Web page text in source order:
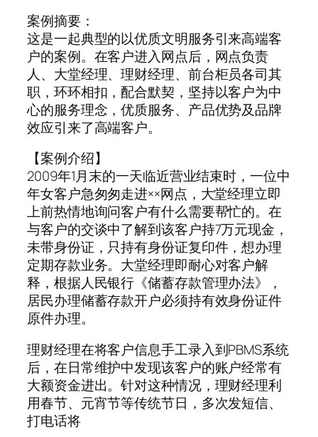
案例摘要：
这是一起典型的以优质文明服务引来高端客
户的案例。在客户进入网点后，网点负责
人、大堂经理、理财经理、前台柜员各司其
职，环环相扣，配合默契，坚持以客户为中
心的服务理念，优质服务、产品优势及品牌
效应引来了高端客户。
【案例介绍】
2009年1月末的一天临近营业结束时，一位中
年女客户急匆匆走进××网点，大堂经理立即
上前热情地询问客户有什么需要帮忙的。在
与客户的交谈中了解到该客户持7万元现金，
未带身份证，只持有身份证复印件，想办理
定期存款业务。大堂经理即耐心对客户解
释，根据人民银行《储蓄存款管理办法》，
居民办理储蓄存款开户必须持有效身份证件
原件办理。
理财经理在将客户信息手工录入到PBMS系统
后，在日常维护中发现该客户的账户经常有
大额资金进出。针对这种情况，理财经理利
用春节、元宵节等传统节日，多次发短信、
打电话将